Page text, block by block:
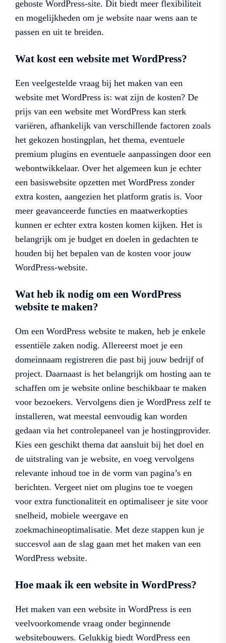
gehoste WordPress-site. Dit biedt meer flexibiliteit
en mogelijkheden om je website naar wens aan te
passen en uit te breiden.
Wat kost een website met WordPress?
Een veelgestelde vraag bij het maken van een
website met WordPress is: wat zijn de kosten? De
prijs van een website met WordPress kan sterk
variëren, afhankelijk van verschillende factoren zoals
het gekozen hostingplan, het thema, eventuele
premium plugins en eventuele aanpassingen door een
webontwikkelaar. Over het algemeen kun je echter
een basiswebsite opzetten met WordPress zonder
extra kosten, aangezien het platform gratis is. Voor
meer geavanceerde functies en maatwerkopties
kunnen er echter extra kosten komen kijken. Het is
belangrijk om je budget en doelen in gedachten te
houden bij het bepalen van de kosten voor jouw
WordPress-website.
Wat heb ik nodig om een WordPress
website te maken?
Om een WordPress website te maken, heb je enkele
essentiële zaken nodig. Allereerst moet je een
domeinnaam registreren die past bij jouw bedrijf of
project. Daarnaast is het belangrijk om hosting aan te
schaffen om je website online beschikbaar te maken
voor bezoekers. Vervolgens dien je WordPress zelf te
installeren, wat meestal eenvoudig kan worden
gedaan via het controlepaneel van je hostingprovider.
Kies een geschikt thema dat aansluit bij het doel en
de uitstraling van je website, en voeg vervolgens
relevante inhoud toe in de vorm van pagina’s en
berichten. Vergeet niet om plugins toe te voegen
voor extra functionaliteit en optimaliseer je site voor
snelheid, mobiele weergave en
zoekmachineoptimalisatie. Met deze stappen kun je
succesvol aan de slag gaan met het maken van een
WordPress website.
Hoe maak ik een website in WordPress?
Het maken van een website in WordPress is een
veelvoorkomende vraag onder beginnende
websitebouwers. Gelukkig biedt WordPress een